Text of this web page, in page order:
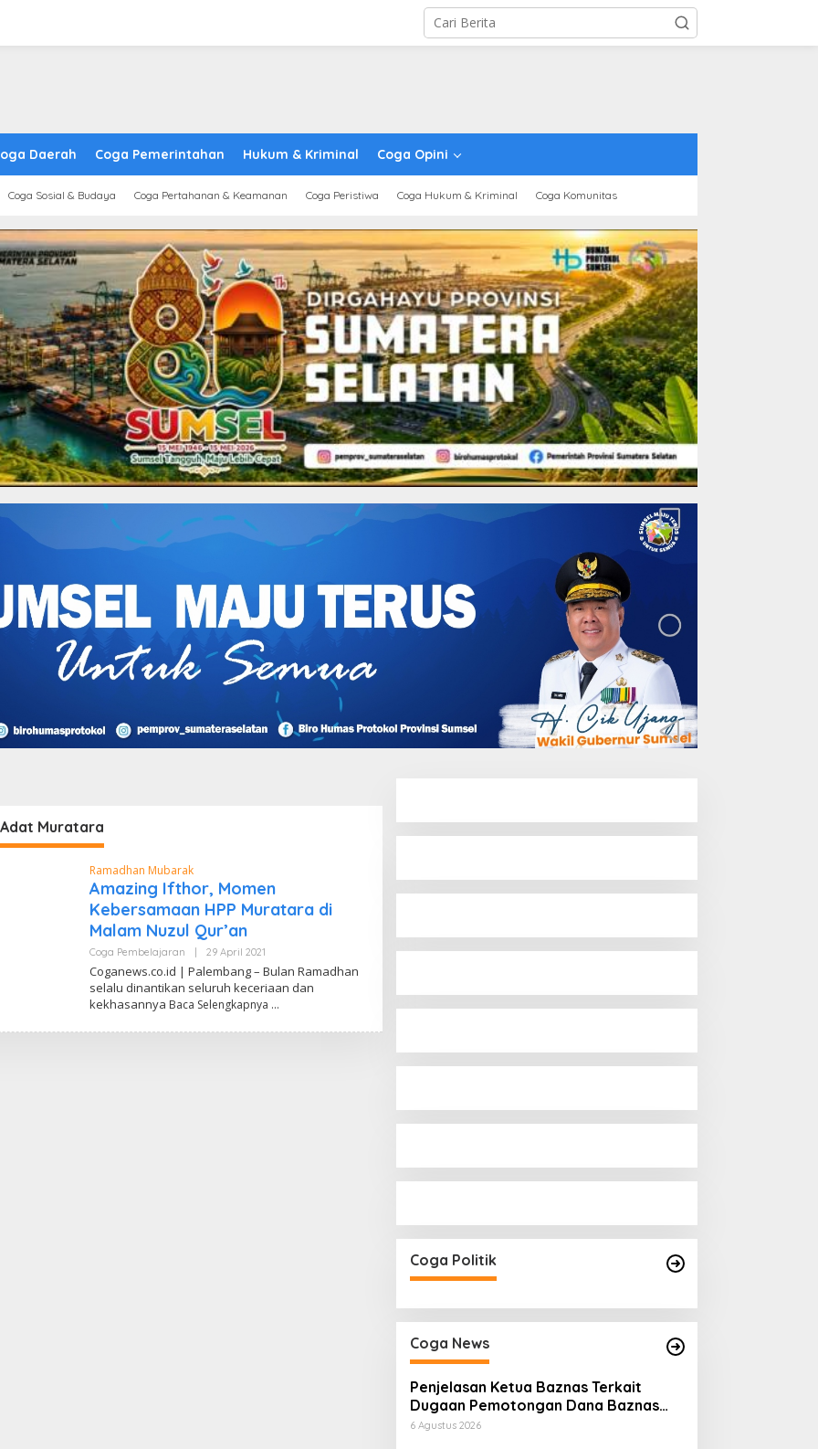
Daerah Coga Pemerintahan Hukum & Kriminal Coga Opini
Coga Sosial & Budaya Coga Pertahanan & Keamanan Coga Peristiwa Coga Hukum & Kriminal Coga Komunitas
Muratara
Ramadhan Mubarak
Amazing Ifthor, Momen
Kebersamaan HPP Muratara di
Malam Nuzul Qur’an
Coga Pembelajaran | 29 April 2021
L
E
H
D
N
Coganews.co.id | Palembang – Bulan Ramadhan
selalu dinantikan seluruh keceriaan dan
kekhasannya Baca Selengkapnya
Coga Politik
Coga News
Penjelasan Ketua Baznas Terkait
Dugaan Pemotongan Dana Baznas
Kabupaten Lahat Itu Tidak Benar
6 Agustus 2026